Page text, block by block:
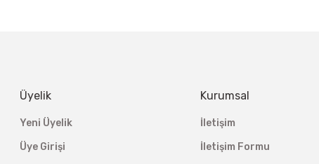
Üyelik
Yeni Üyelik
Üye Girişi
Kurumsal
İletişim
İletişim Formu